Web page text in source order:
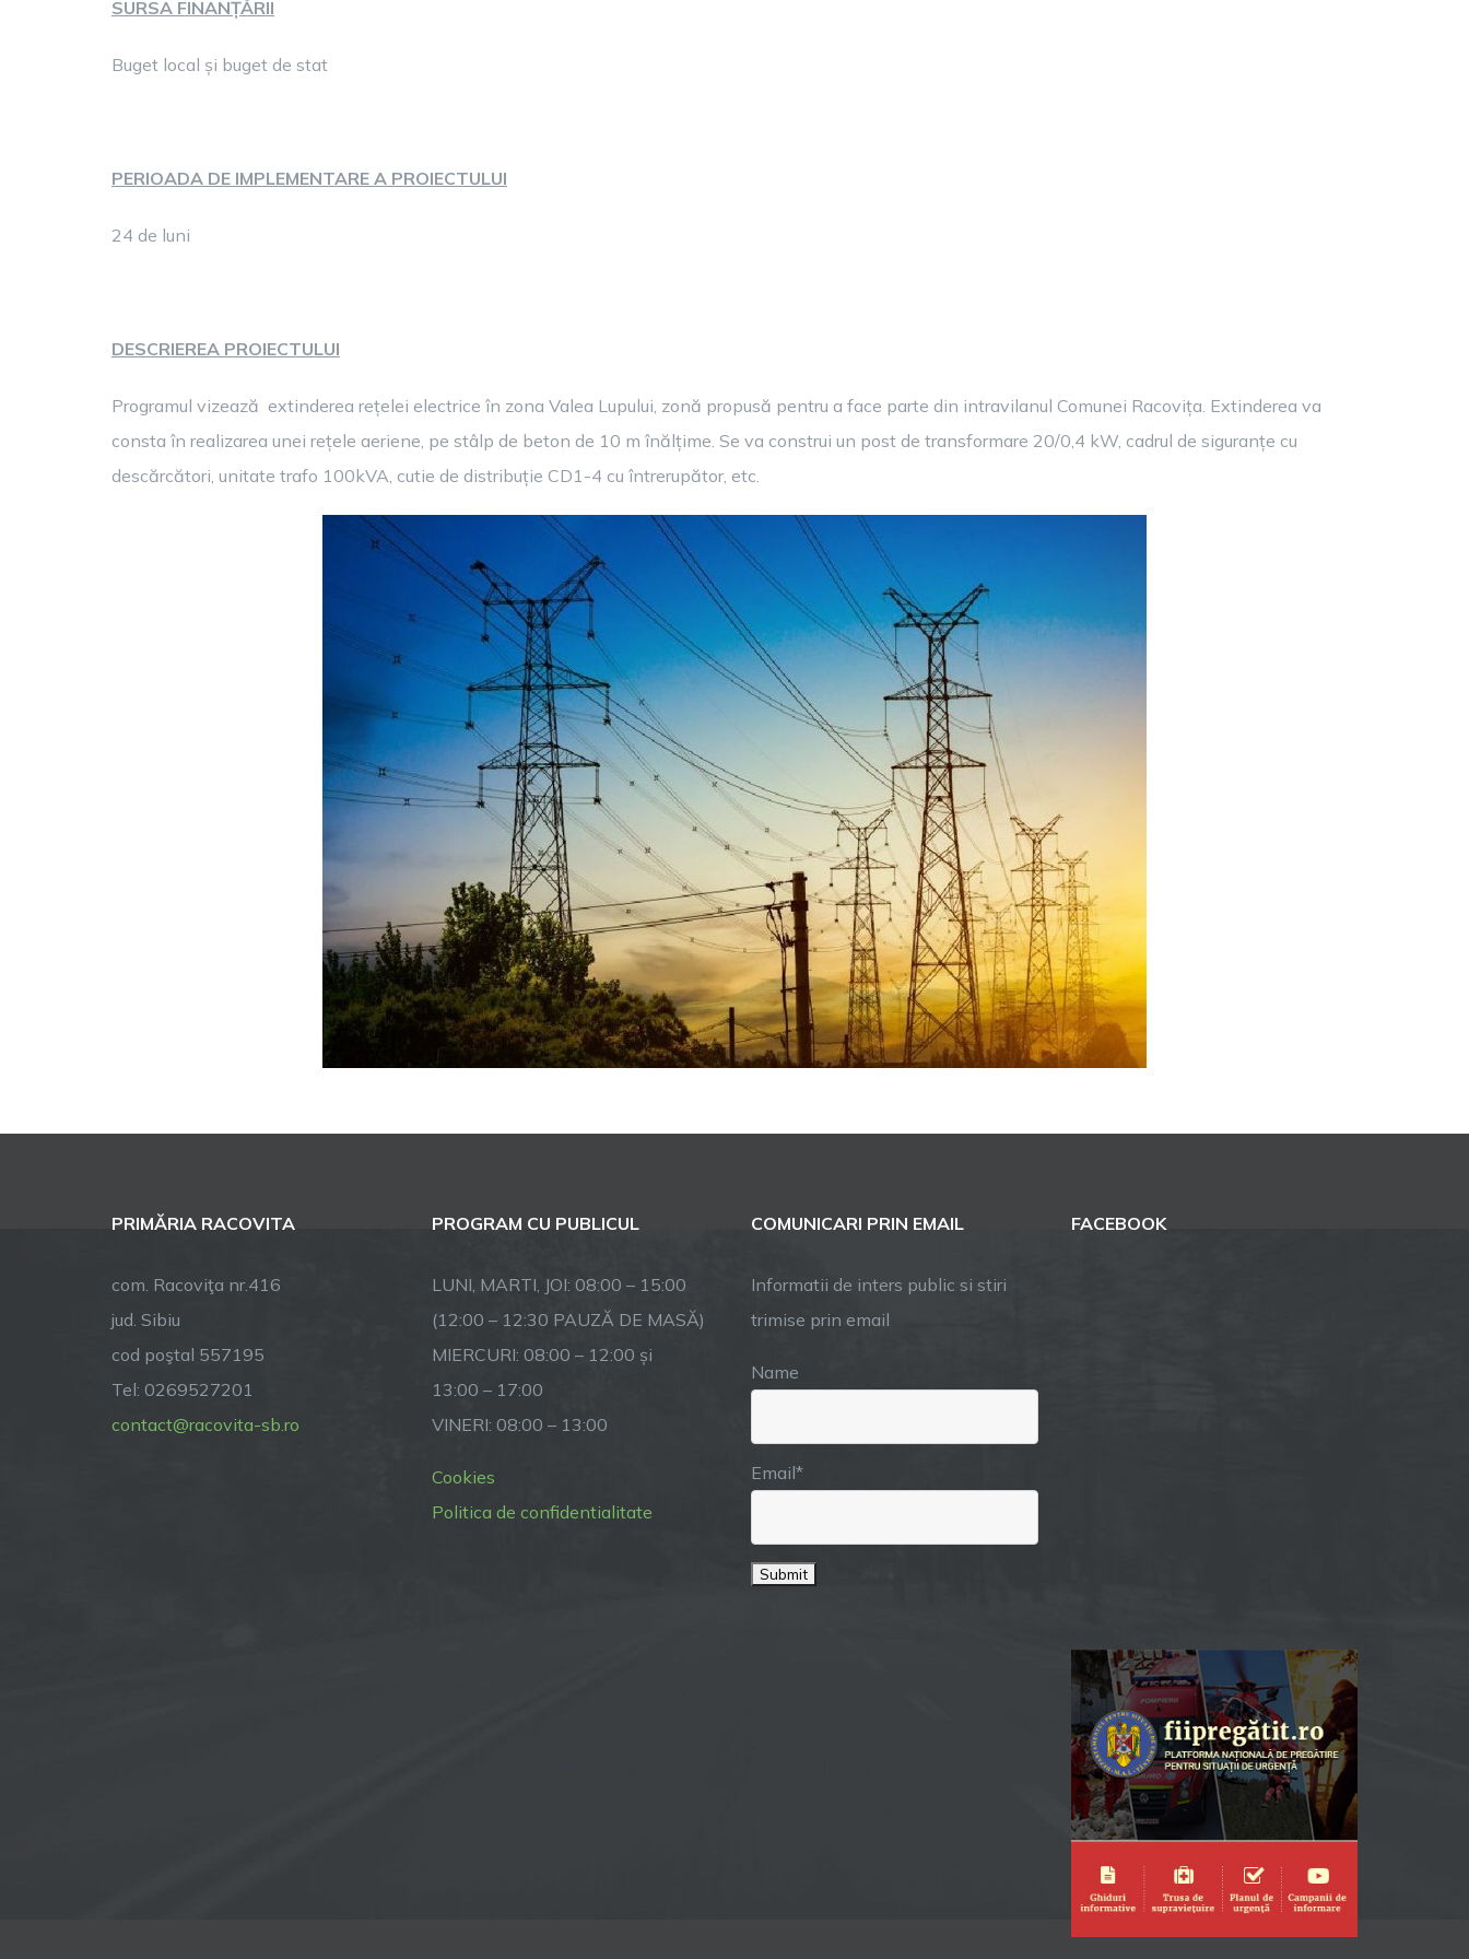
SURSA FINANȚĂRII
Buget local și buget de stat
PERIOADA DE IMPLEMENTARE A PROIECTULUI
24 de luni
DESCRIEREA PROIECTULUI
Programul vizează extinderea rețelei electrice în zona Valea Lupului, zonă propusă pentru a face parte din intravilanul Comunei Racovița. Extinderea va
consta în realizarea unei rețele aeriene, pe stâlp de beton de 10 m înălțime. Se va construi un post de transformare 20/0,4 kW, cadrul de siguranțe cu
descărcători, unitate trafo 100kVA, cutie de distribuție CD1-4 cu întrerupător, etc.
PRIMĂRIA RACOVITA
com. Racoviţa nr.416
jud. Sibiu
cod poştal 557195
Tel: 0269527201
contact@racovita-sb.ro
PROGRAM CU PUBLICUL
LUNI, MARTI, JOI: 08:00 – 15:00
(12:00 – 12:30 PAUZĂ DE MASĂ)
MIERCURI: 08:00 – 12:00 și
13:00 – 17:00
VINERI: 08:00 – 13:00
Cookies
Politica de confidentialitate
COMUNICARI PRIN EMAIL
Informatii de inters public si stiri
trimise prin email
Name
Email*
FACEBOOK